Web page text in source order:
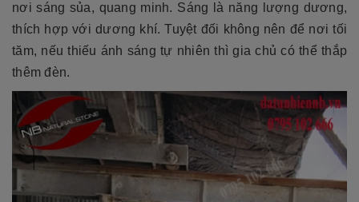
nơi sáng sủa, quang minh. Sáng là năng lượng dương,
thích hợp với dương khí. Tuyệt đối không nên để nơi tối
tăm, nếu thiếu ánh sáng tự nhiên thì gia chủ có thể thắp
thêm đèn.